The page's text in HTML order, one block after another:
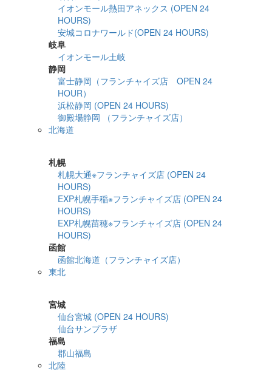
イオンモール熱田アネックス (OPEN 24
HOURS)
安城コロナワールド(OPEN 24 HOURS)
岐阜
イオンモール土岐
静岡
富士静岡（フランチャイズ店 OPEN 24
HOUR）
浜松静岡 (OPEN 24 HOURS)
御殿場静岡 （フランチャイズ店）
北海道
札幌
札幌大通※フランチャイズ店 (OPEN 24
HOURS)
EXP札幌手稲※フランチャイズ店 (OPEN 24
HOURS)
EXP札幌苗穂※フランチャイズ店 (OPEN 24
HOURS)
函館
函館北海道（フランチャイズ店）
東北
宮城
仙台宮城 (OPEN 24 HOURS)
仙台サンプラザ
福島
郡山福島
北陸